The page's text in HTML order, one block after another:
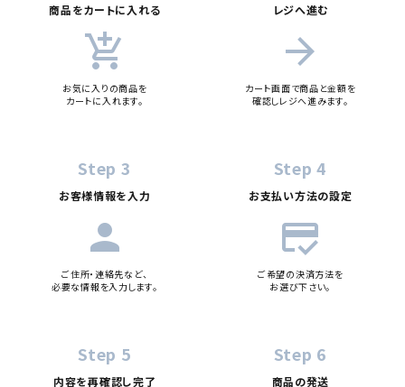
商品をカートに入れる
add_shopping_cart
お気に入りの商品を
カートに入れます。
レジへ進む
arrow_forward
カート画面で商品と金額を
確認しレジへ進みます。
Step 3
お客様情報を入力
person
ご住所・連絡先など、
必要な情報を入力します。
Step 4
お支払い方法の設定
credit_score
ご希望の決済方法を
お選び下さい。
Step 5
内容を再確認し完了
Step 6
商品の発送